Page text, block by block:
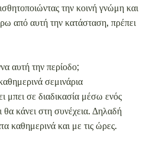
την κοινή γνώμη και
από αυτή την κατάσταση, πρέπει
αυτή την περίοδο;
σεμινάρια
μπει σε διαδικασία μέσω ενός
θα κάνει στη συνέχεια. Δηλαδή
καθημερινά και με τις ώρες.